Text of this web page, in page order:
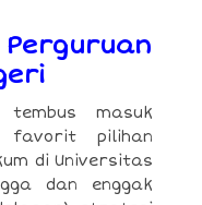
masuk
favorit pilihan
di Universitas
dan enggak